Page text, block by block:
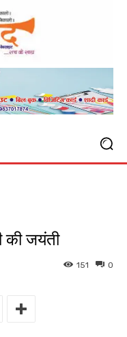
की जयंती
0
151